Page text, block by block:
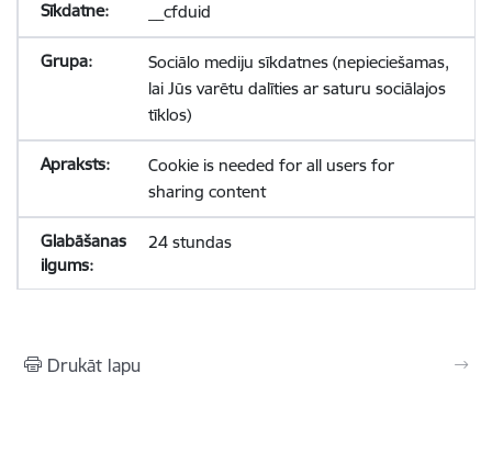
__cfduid
Sociālo mediju sīkdatnes (nepieciešamas,
lai Jūs varētu dalīties ar saturu sociālajos
tīklos)
Cookie is needed for all users for
sharing content
24 stundas
Drukāt lapu